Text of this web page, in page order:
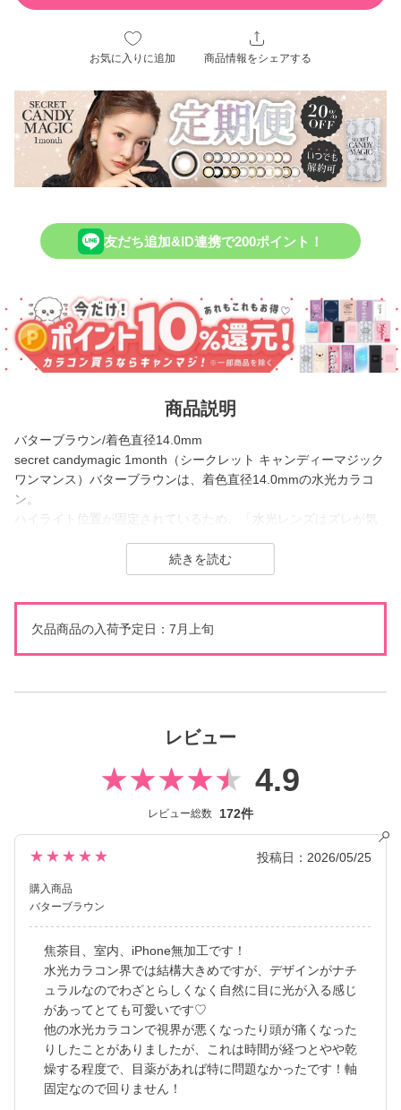
お気に入りに追加 商品情報をシェアする
友だち追加&ID連携で200ポイント！
商品説明
バターブラウン/着色直径14.0mm
secret candymagic 1month（シークレット キャンディーマジック
ワンマンス）バターブラウンは、着色直径14.0mmの水光カラコ
ン。
ハイライト位置が固定されているため、「水光レンズはズレが気
糖度高めの甘めブラウンが瞳にちゅるんと馴染み、自然なトーン
い時に最適なレンズです。
ワンマンス）は2012年の発売当初から今まで若い世代を中心に絶
ラーコンタクトレンズブランド。
DIA14.5mmの大きめサイズで「盛れる」というキーワードのも
と、元祖ちゅるんカラコン「キャンマジ3番」や黒コンの代表格
「キャンマジ5番」、定番ギャルカラコンの他に水光デザインや太
フチ・細フチデザインといった、トレンド感のあるカラコンを生
み出し続けています。
欠品商品の入荷予定日：7月上旬
レビュー
4.9
レビュー総数 172件
★★★★★ 投稿日：2026/05/25
購入商品
バターブラウン
焦茶目、室内、iPhone無加工です！
水光カラコン界では結構大きめですが、デザインがナチ
ュラルなのでわざとらしくなく自然に目に光が入る感じ
があってとても可愛いです♡
他の水光カラコンで視界が悪くなったり頭が痛くなった
りしたことがありましたが、これは時間が経つとやや乾
燥する程度で、目薬があれば特に問題なかったです！軸
固定なので回りません！